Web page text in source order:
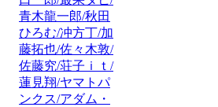
青木龍一郎/秋田
ひろむ/冲方丁/加
藤拓也/佐々木敦/
佐藤究/荘子ｉｔ/
蓮見翔/ヤマトパ
ンクス/アダム・